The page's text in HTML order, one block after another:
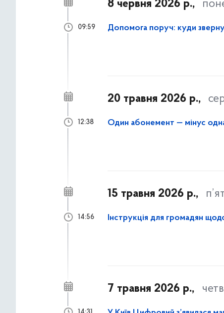
8 червня 2026 р.,
Допомога поруч: куди
09:59
20 травня 2026 р.,
Один абонемент — мінус
12:38
15 травня 2026 р.,
Інструкція для громадян
14:56
7 травня 2026 р.,